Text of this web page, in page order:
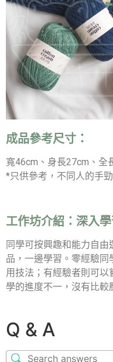
成品參考尺寸：
寬46cm、身長27cm、全
*只供參考，不同人的手
工作坊介紹： 深入
同學可按興趣和能力自
品，一邊學習。零經驗
用技法；有經驗者則可以
學的進度不一，沒有比較
Q & A